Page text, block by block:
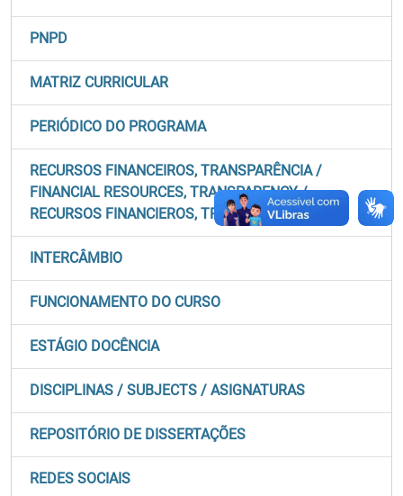
PNPD
MATRIZ CURRICULAR
PERIÓDICO DO PROGRAMA
RECURSOS FINANCEIROS, TRANSPARÊNCIA /
FINANCIAL RESOURCES, TRANSPARENCY /
RECURSOS FINANCIEROS, TRANSPARENCIA
INTERCÂMBIO
FUNCIONAMENTO DO CURSO
ESTÁGIO DOCÊNCIA
DISCIPLINAS / SUBJECTS / ASIGNATURAS
REPOSITÓRIO DE DISSERTAÇÕES
REDES SOCIAIS